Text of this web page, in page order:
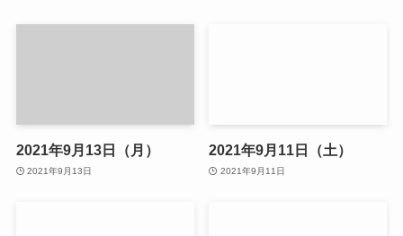
2021年9月13日（月）
2021年9月13日
2021年9月11日（土）
2021年9月11日